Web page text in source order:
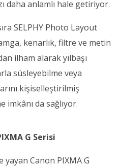
daha anlamlı hale getiriyor.
SELPHY Photo Layout
kenarlık, filtre ve metin
ilham alarak yılbaşı
süsleyebilme veya
kişiselleştirilmiş
da sağlıyor.
G Serisi
yayan Canon PIXMA G